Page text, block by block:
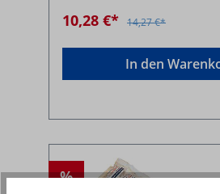
10,28 €* 14,27 €*
In den
%